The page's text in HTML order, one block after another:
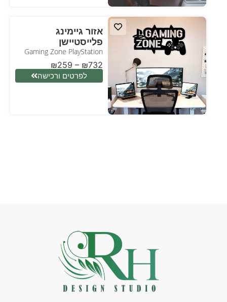
אזור גיימינג
פלייסטיישן
Gaming Zone PlayStation
₪259 – ₪732
לפרטים ורכישה